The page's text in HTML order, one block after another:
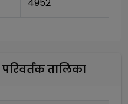
परिवर्तक तालिका